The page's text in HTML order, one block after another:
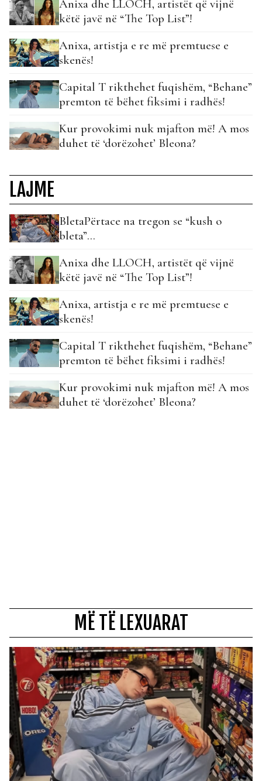
Anixa dhe LLOCH, artistët që vijnë
këtë javë në “The Top List”!
Anixa, artistja e re më premtuese e
skenës!
Capital T rikthehet fuqishëm, “Behane”
premton të bëhet fiksimi i radhës!
Kur provokimi nuk mjafton më! A mos
duhet të ‘dorëzohet’ Bleona?
LAJME
BletaPërtace na tregon se “kush o
bleta”…
Anixa dhe LLOCH, artistët që vijnë
këtë javë në “The Top List”!
Anixa, artistja e re më premtuese e
skenës!
Capital T rikthehet fuqishëm, “Behane”
premton të bëhet fiksimi i radhës!
Kur provokimi nuk mjafton më! A mos
duhet të ‘dorëzohet’ Bleona?
MË TË LEXUARAT